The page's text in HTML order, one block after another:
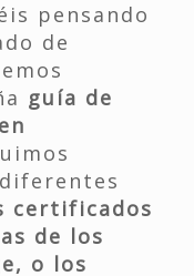
pensando
de
guía de
certificados
de los
o los